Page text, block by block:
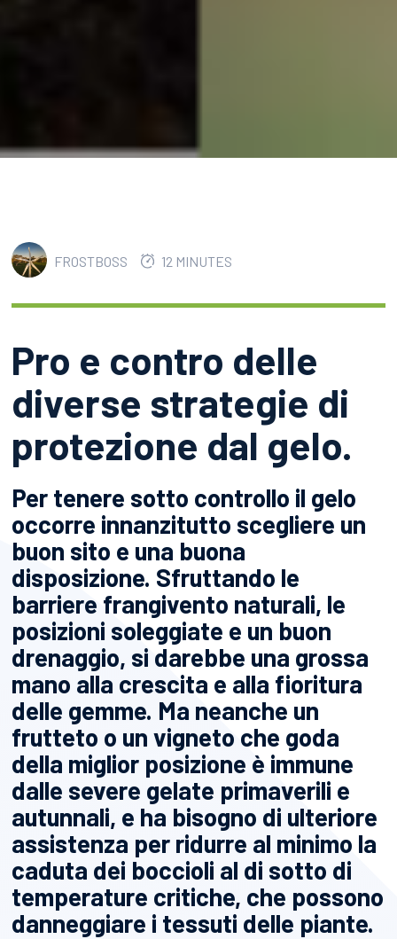
FROSTBOSS 12 MINUTES
Pro e contro delle
diverse strategie di
protezione dal gelo.
Per tenere sotto controllo il gelo
occorre innanzitutto scegliere un
buon sito e una buona
disposizione. Sfruttando le
barriere frangivento naturali, le
posizioni soleggiate e un buon
drenaggio, si darebbe una grossa
mano alla crescita e alla fioritura
delle gemme. Ma neanche un
frutteto o un vigneto che goda
della miglior posizione è immune
dalle severe gelate primaverili e
autunnali, e ha bisogno di ulteriore
assistenza per ridurre al minimo la
caduta dei boccioli al di sotto di
temperature critiche, che possono
danneggiare i tessuti delle piante.